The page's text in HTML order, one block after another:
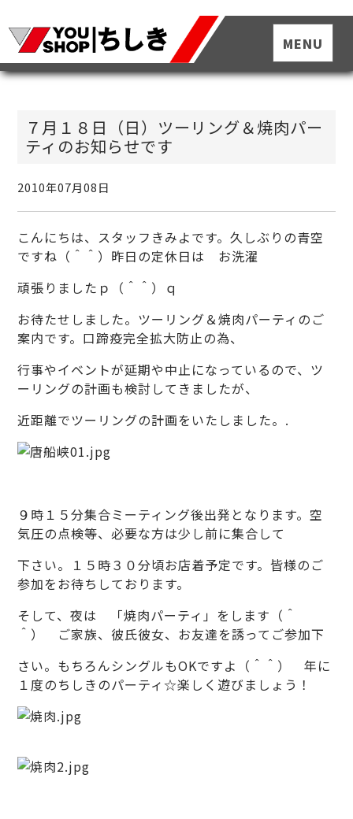
７月１８日（日）ツーリング＆焼肉パー
ティのお知らせです
2010年07月08日
こんにちは、スタッフきみよです。久しぶりの青空
ですね（＾＾）昨日の定休日は お洗濯
頑張りましたｐ（＾＾）ｑ
お待たせしました。ツーリング＆焼肉パーティのご
案内です。口蹄疫完全拡大防止の為、
行事やイベントが延期や中止になっているので、ツ
ーリングの計画も検討してきましたが、
近距離でツーリングの計画をいたしました。.
９時１５分集合ミーティング後出発となります。空
気圧の点検等、必要な方は少し前に集合して
下さい。１５時３０分頃お店着予定です。皆様のご
参加をお待ちしております。
そして、夜は 「焼肉パーティ」をします（＾
＾） ご家族、彼氏彼女、お友達を誘ってご参加下
さい。もちろんシングルもOKですよ（＾＾） 年に
１度のちしきのパーティ☆楽しく遊びましょう！